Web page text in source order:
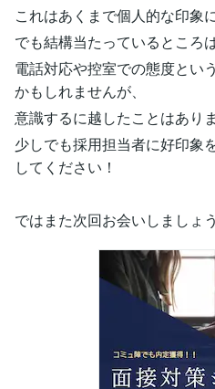
これはあくまで個人的な印象
でも結構当たっているところ
電話対応や控室での態度とい
かもしれませんが、
意識するに越したことはあり
少しでも採用担当者に好印象
してください！
ではまた次回お会いしましょ